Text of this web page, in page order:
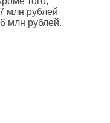
млн рублей
млн рублей.